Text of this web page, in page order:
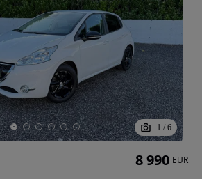
1 / 6
8 990 EUR